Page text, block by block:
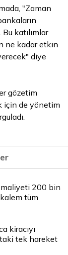
"Zaman
katılımlar
ne kadar etkin
diye
gözetim
için de yönetim
maliyeti 200 bin
tüm
kiracıyı
tek hareket